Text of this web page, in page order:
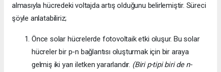
almasıyla hücredeki voltajda artış olduğunu belirlemiştir. Süreci
şöyle anlatabiliriz;
Önce solar hücrelerde fotovoltaik etki oluşur. Bu solar
hücreler bir p-n bağlantısı oluşturmak için bir araya
gelmiş iki yarı iletken yararlandır. (Biri p-tipi biri de n-